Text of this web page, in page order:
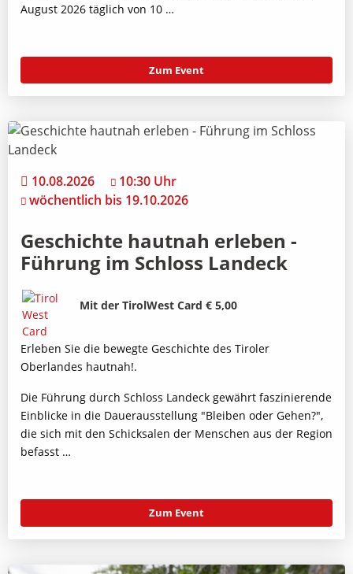
August 2026 täglich von 10 …
Zum Event
10.08.2026
10:30 Uhr
wöchentlich bis 19.10.2026
Geschichte hautnah erleben -
Führung im Schloss Landeck
Bild
Beschreibung
Mit der TirolWest Card € 5,00
Erleben Sie die bewegte Geschichte des Tiroler
Oberlandes hautnah!.
Die Führung durch Schloss Landeck gewährt faszinierende
Einblicke in die Dauerausstellung "Bleiben oder Gehen?",
die sich mit den Schicksalen der Menschen aus der Region
befasst …
Zum Event